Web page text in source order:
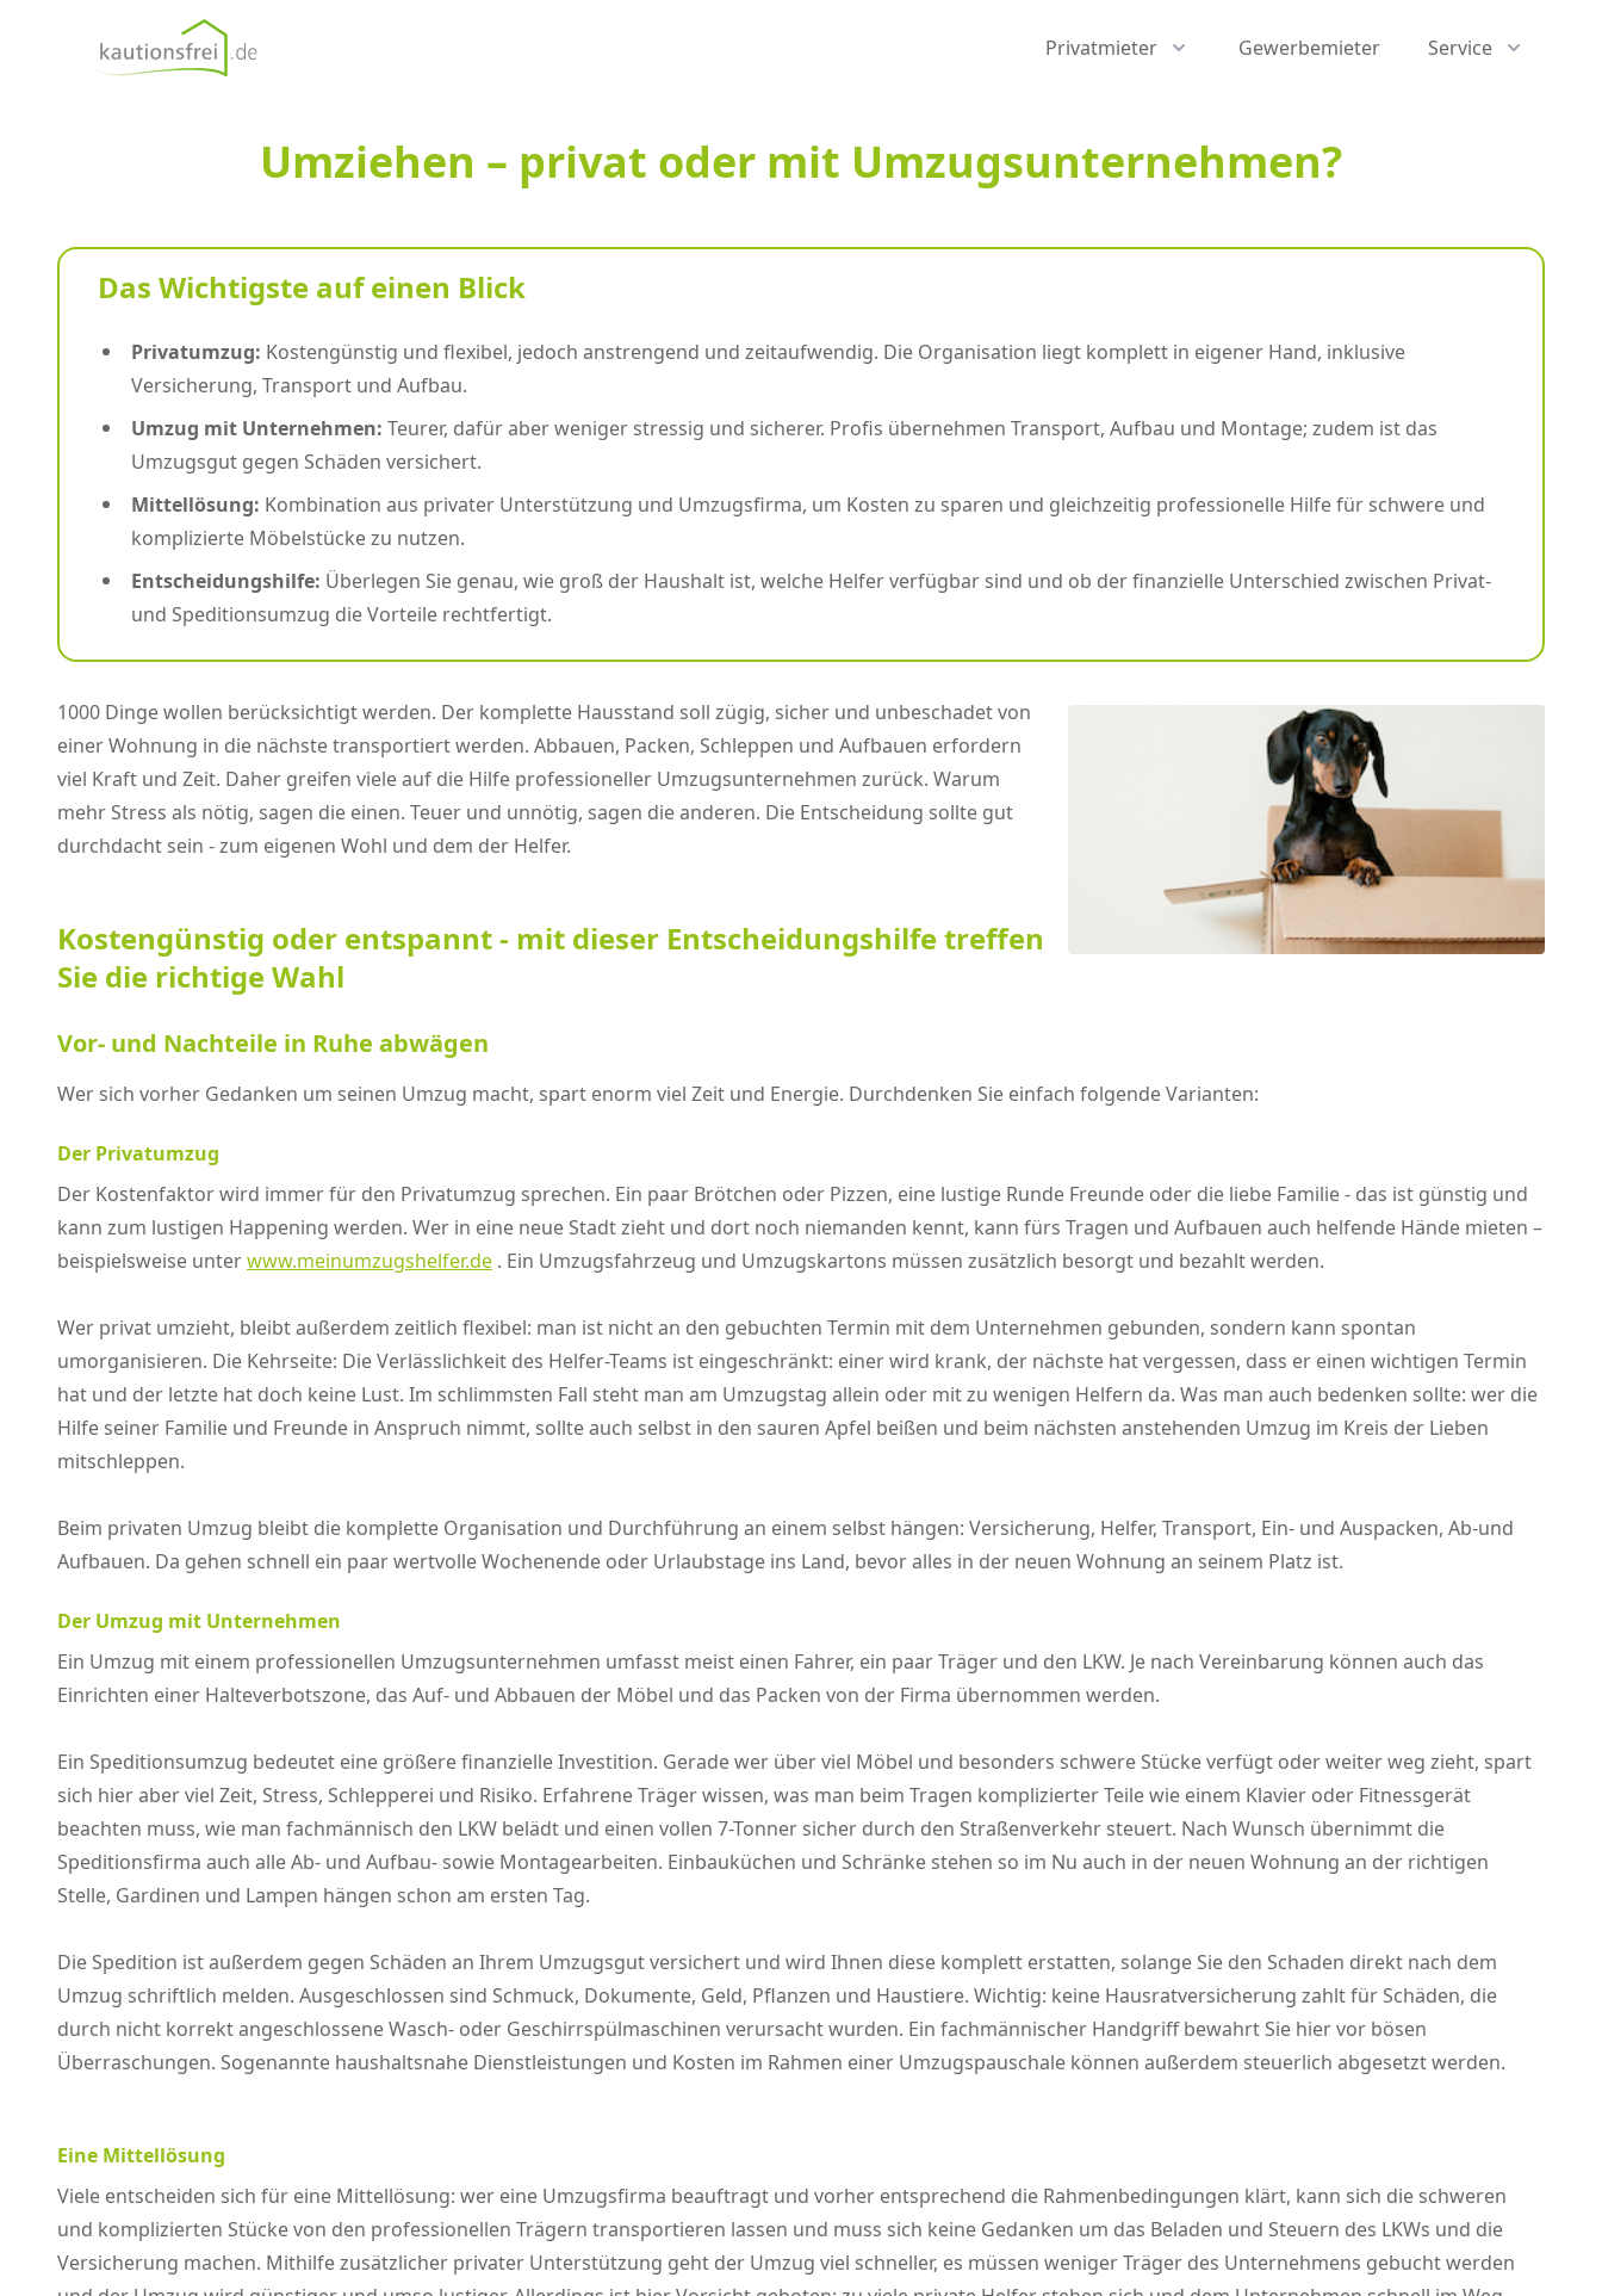
kautionsfrei.de
Privatmieter Gewerbemieter Service
Umziehen – privat oder mit Umzugsunternehmen?
Das Wichtigste auf einen Blick
Privatumzug: Kostengünstig und flexibel, jedoch anstrengend und zeitaufwendig. Die Organisation liegt komplett in eigener Hand, inklusive
Versicherung, Transport und Aufbau.
Umzug mit Unternehmen: Teurer, dafür aber weniger stressig und sicherer. Profis übernehmen Transport, Aufbau und Montage; zudem ist das
Umzugsgut gegen Schäden versichert.
Mittellösung: Kombination aus privater Unterstützung und Umzugsfirma, um Kosten zu sparen und gleichzeitig professionelle Hilfe für schwere und
komplizierte Möbelstücke zu nutzen.
Entscheidungshilfe: Überlegen Sie genau, wie groß der Haushalt ist, welche Helfer verfügbar sind und ob der finanzielle Unterschied zwischen Privat-
und Speditionsumzug die Vorteile rechtfertigt.
1000 Dinge wollen berücksichtigt werden. Der komplette Hausstand soll zügig, sicher und unbeschadet von
einer Wohnung in die nächste transportiert werden. Abbauen, Packen, Schleppen und Aufbauen erfordern
viel Kraft und Zeit. Daher greifen viele auf die Hilfe professioneller Umzugsunternehmen zurück. Warum
mehr Stress als nötig, sagen die einen. Teuer und unnötig, sagen die anderen. Die Entscheidung sollte gut
durchdacht sein - zum eigenen Wohl und dem der Helfer.
Kostengünstig oder entspannt - mit dieser Entscheidungshilfe treffen
Sie die richtige Wahl
Vor- und Nachteile in Ruhe abwägen
Wer sich vorher Gedanken um seinen Umzug macht, spart enorm viel Zeit und Energie. Durchdenken Sie einfach folgende Varianten:
Der Privatumzug
Der Kostenfaktor wird immer für den Privatumzug sprechen. Ein paar Brötchen oder Pizzen, eine lustige Runde Freunde oder die liebe Familie - das ist günstig und
kann zum lustigen Happening werden. Wer in eine neue Stadt zieht und dort noch niemanden kennt, kann fürs Tragen und Aufbauen auch helfende Hände mieten –
beispielsweise unterwww.meinumzugshelfer.de . Ein Umzugsfahrzeug und Umzugskartons müssen zusätzlich besorgt und bezahlt werden.
Wer privat umzieht, bleibt außerdem zeitlich flexibel: man ist nicht an den gebuchten Termin mit dem Unternehmen gebunden, sondern kann spontan
umorganisieren. Die Kehrseite: Die Verlässlichkeit des Helfer-Teams ist eingeschränkt: einer wird krank, der nächste hat vergessen, dass er einen wichtigen Termin
hat und der letzte hat doch keine Lust. Im schlimmsten Fall steht man am Umzugstag allein oder mit zu wenigen Helfern da. Was man auch bedenken sollte: wer die
Hilfe seiner Familie und Freunde in Anspruch nimmt, sollte auch selbst in den sauren Apfel beißen und beim nächsten anstehenden Umzug im Kreis der Lieben
mitschleppen.
Beim privaten Umzug bleibt die komplette Organisation und Durchführung an einem selbst hängen: Versicherung, Helfer, Transport, Ein- und Auspacken, Ab-und
Aufbauen. Da gehen schnell ein paar wertvolle Wochenende oder Urlaubstage ins Land, bevor alles in der neuen Wohnung an seinem Platz ist.
Der Umzug mit Unternehmen
Ein Umzug mit einem professionellen Umzugsunternehmen umfasst meist einen Fahrer, ein paar Träger und den LKW. Je nach Vereinbarung können auch das
Einrichten einer Halteverbotszone, das Auf- und Abbauen der Möbel und das Packen von der Firma übernommen werden.
Ein Speditionsumzug bedeutet eine größere finanzielle Investition. Gerade wer über viel Möbel und besonders schwere Stücke verfügt oder weiter weg zieht, spart
sich hier aber viel Zeit, Stress, Schlepperei und Risiko. Erfahrene Träger wissen, was man beim Tragen komplizierter Teile wie einem Klavier oder Fitnessgerät
beachten muss, wie man fachmännisch den LKW belädt und einen vollen 7-Tonner sicher durch den Straßenverkehr steuert. Nach Wunsch übernimmt die
Speditionsfirma auch alle Ab- und Aufbau- sowie Montagearbeiten. Einbauküchen und Schränke stehen so im Nu auch in der neuen Wohnung an der richtigen
Stelle, Gardinen und Lampen hängen schon am ersten Tag.
Die Spedition ist außerdem gegen Schäden an Ihrem Umzugsgut versichert und wird Ihnen diese komplett erstatten, solange Sie den Schaden direkt nach dem
Umzug schriftlich melden. Ausgeschlossen sind Schmuck, Dokumente, Geld, Pflanzen und Haustiere. Wichtig: keine Hausratversicherung zahlt für Schäden, die
durch nicht korrekt angeschlossene Wasch- oder Geschirrspülmaschinen verursacht wurden. Ein fachmännischer Handgriff bewahrt Sie hier vor bösen
Überraschungen. Sogenannte haushaltsnahe Dienstleistungen und Kosten im Rahmen einer Umzugspauschale können außerdem steuerlich abgesetzt werden.
Eine Mittellösung
Viele entscheiden sich für eine Mittellösung: wer eine Umzugsfirma beauftragt und vorher entsprechend die Rahmenbedingungen klärt, kann sich die schweren
und komplizierten Stücke von den professionellen Trägern transportieren lassen und muss sich keine Gedanken um das Beladen und Steuern des LKWs und die
Versicherung machen. Mithilfe zusätzlicher privater Unterstützung geht der Umzug viel schneller, es müssen weniger Träger des Unternehmens gebucht werden